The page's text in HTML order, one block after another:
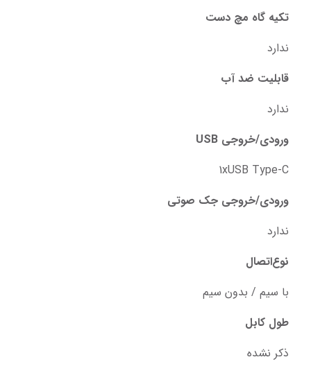
تکیه گاه مچ دست
ندارد
قابلیت ضد آب
ندارد
ورودی/خروجی USB
1xUSB Type-C
ورودی/خروجی جک صوتی
ندارد
نوع‌اتصال
با سیم / بدون سیم
طول کابل
ذکر نشده